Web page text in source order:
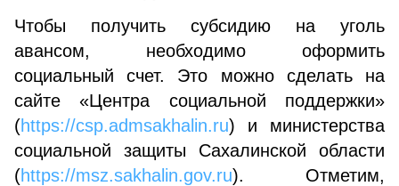
Чтобы получить субсидию на уголь
авансом, необходимо оформить
социальный счет. Это можно сделать на
сайте «Центра социальной поддержки»
(https://csp.admsakhalin.ru) и министерства
социальной защиты Сахалинской области
(https://msz.sakhalin.gov.ru). Отметим,